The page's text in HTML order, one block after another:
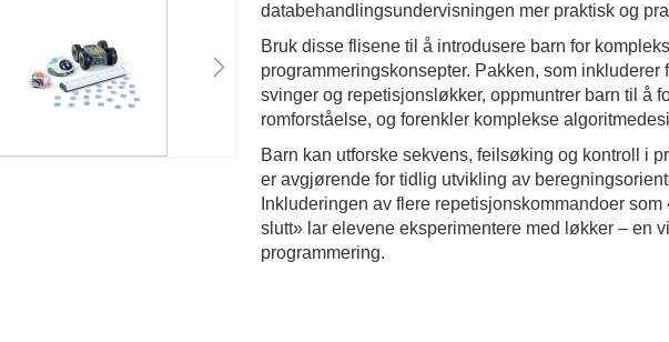
databehandlingsundervisningen mer praktisk og
Bruk disse flisene til å introdusere barn for
programmeringskonsepter. Pakken, som inkluderer
svinger og repetisjonsløkker, oppmuntrer barn til å
romforståelse, og forenkler komplekse
Barn kan utforske sekvens, feilsøking og kontroll i
er avgjørende for tidlig utvikling av
Inkluderingen av flere repetisjonskommandoer
slutt» lar elevene eksperimentere med løkker – en
programmering.